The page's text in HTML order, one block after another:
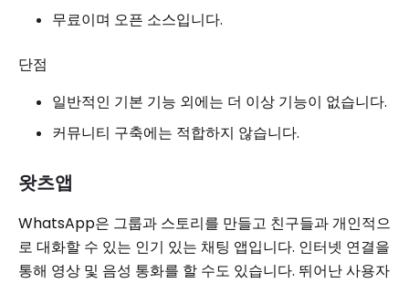
무료이며 오픈 소스입니다.
단점
일반적인 기본 기능 외에는 더 이상 기능이 없습니다.
커뮤니티 구축에는 적합하지 않습니다.
왓츠앱
WhatsApp은 그룹과 스토리를 만들고 친구들과 개인적으
로 대화할 수 있는 인기 있는 채팅 앱입니다. 인터넷 연결을
통해 영상 및 음성 통화를 할 수도 있습니다. 뛰어난 사용자